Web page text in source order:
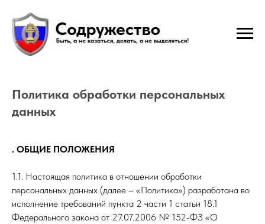
Политика обработки персональных
данных
. ОБЩИЕ ПОЛОЖЕНИЯ
1.1. Настоящая политика в отношении обработки
персональных данных (далее – «Политика») разработана во
исполнение требований пункта 2 части 1 статьи 18.1
Федерального закона от 27.07.2006 № 152-ФЗ «О